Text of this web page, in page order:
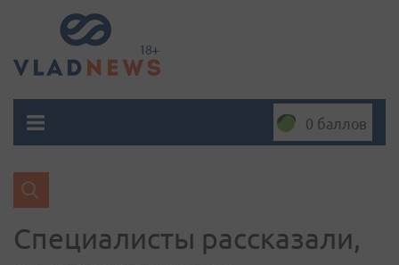
0 баллов
Специалисты рассказали,